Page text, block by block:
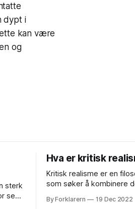
dypt i
kan være
og
sterk
seg
Hva er kritisk
Kritisk realisme er en
som søker å kombinere
tilnærming til metodologi
By Forklarern 19 Dec 2022